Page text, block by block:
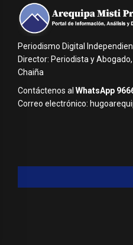
Periodismo Digital
Director: Periodista y
Chaiña
Contáctenos al WhatsApp
Correo electrónico: